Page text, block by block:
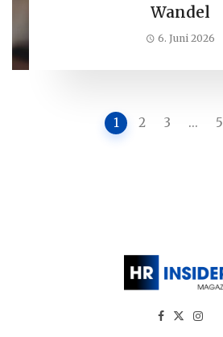
Wandel
6. Juni 2026
1 2 3 ... 5